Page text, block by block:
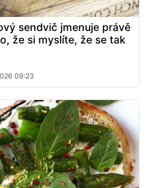
sendvič jmenuje právě
že si myslíte, že se tak
09:23